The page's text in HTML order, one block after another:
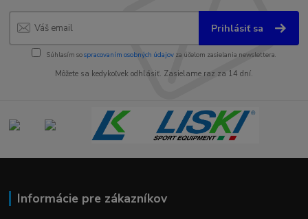
Prihlásiť sa
Súhlasím sospracovaním osobných údajov za účelom zasielania newslettera.
Môžete sa kedykoľvek odhlásiť. Zasielame raz za 14 dní.
Informácie pre zákazníkov